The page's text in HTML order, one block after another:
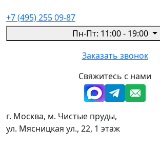
+7 (495) 255 09-87
Пн-Пт: 11:00 - 19:00
Заказать звонок
Свяжитесь с нами
г. Москва, м. Чистые пруды,
ул. Мясницкая ул., 22, 1 этаж